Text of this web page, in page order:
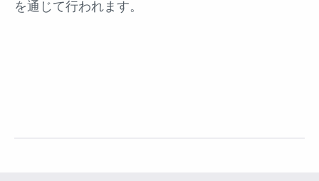
を通じて行われます。